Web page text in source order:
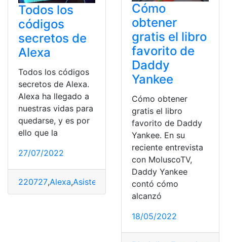
Todos los
códigos
secretos de
Alexa
Todos los códigos
secretos de Alexa.
Alexa ha llegado a
nuestras vidas para
quedarse, y es por
ello que la
27/07/2022
220727,Alexa,Asistente de voz,Comandos
Cómo
obtener
gratis el libro
favorito de
Daddy
Yankee
Cómo obtener
gratis el libro
favorito de Daddy
Yankee. En su
reciente entrevista
con MoluscoTV,
Daddy Yankee
contó cómo
alcanzó
18/05/2022